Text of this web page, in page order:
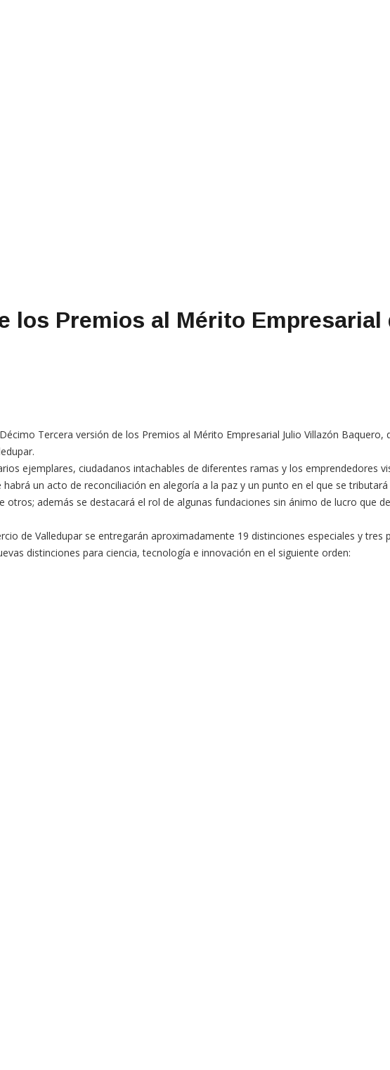
los Premios al Mérito Empresarial
Tercera versión de los Premios al Mérito Empresarial Julio Villazón
ejemplares, ciudadanos intachables de diferentes ramas y los emprendedores
un acto de reconciliación en alegoría a la paz y un punto en el que se
además se destacará el rol de algunas fundaciones sin ánimo de lucro que
de Valledupar se entregarán aproximadamente 19 distinciones especiales y
distinciones para ciencia, tecnología e innovación en el siguiente orden: